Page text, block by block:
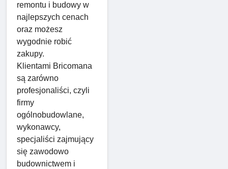
remontu i budowy w
najlepszych cenach
oraz możesz
wygodnie robić
zakupy.
Klientami Bricomana
są zarówno
profesjonaliści, czyli
firmy
ogólnobudowlane,
wykonawcy,
specjaliści zajmujący
się zawodowo
budownictwem i